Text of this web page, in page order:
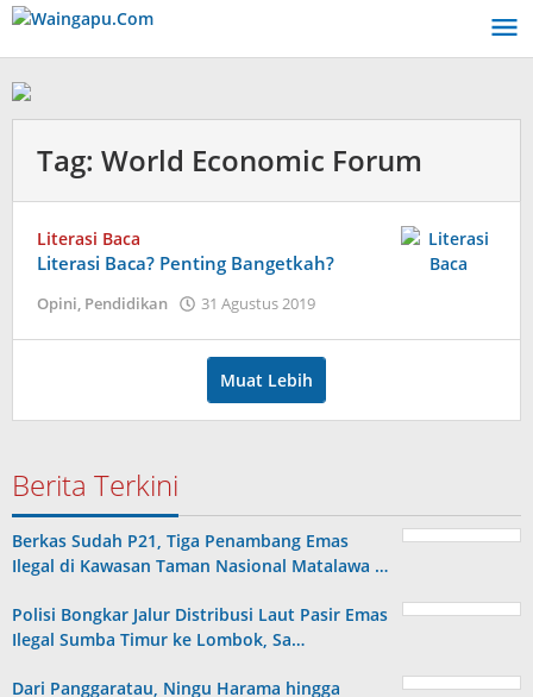
Lewati
konten
Tag: World Economic Forum
Literasi Baca
Literasi Baca? Penting Bangetkah?
Opini, Pendidikan 31 Agustus 2019
Muat Lebih
Berita Terkini
Berkas Sudah P21, Tiga Penambang Emas
Ilegal di Kawasan Taman Nasional Matalawa …
Polisi Bongkar Jalur Distribusi Laut Pasir Emas
Ilegal Sumba Timur ke Lombok, Sa…
Dari Panggaratau, Ningu Harama hingga